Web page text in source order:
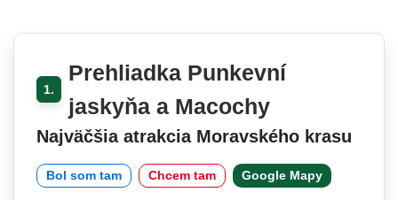
1.
Prehliadka Punkevní
jaskyňa a Macochy
Najväčšia atrakcia Moravského krasu
Bol som tam Chcem tam Google Mapy